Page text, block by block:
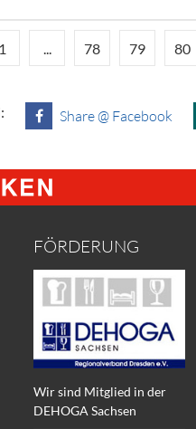
1 ... 78 79 80
Share @ Facebook
FÖRDERUNG
Wir sind Mitglied in der
DEHOGA Sachsen